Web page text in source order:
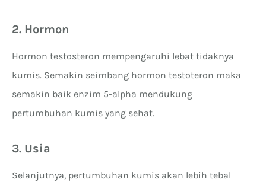
2. Hormon
Hormon testosteron mempengaruhi lebat tidaknya
kumis. Semakin seimbang hormon testoteron maka
semakin baik enzim 5-alpha mendukung
pertumbuhan kumis yang sehat.
3. Usia
Selanjutnya, pertumbuhan kumis akan lebih tebal